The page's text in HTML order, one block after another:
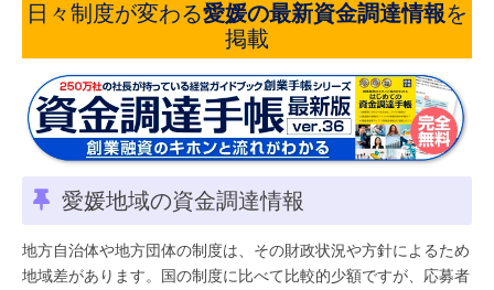
日々制度が変わる愛媛の最新資金調達情報を
掲載
愛媛地域の資金調達情報
地方自治体や地方団体の制度は、その財政状況や方針によるため
地域差があります。国の制度に比べて比較的少額ですが、応募者